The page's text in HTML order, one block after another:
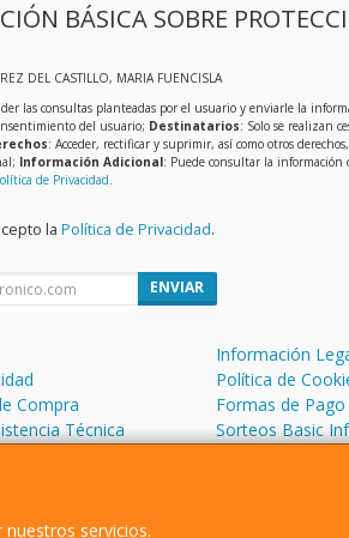
servicios.
BÁSICA SOBRE
DEL CASTILLO, MARIA FUENCISLA
las consultas planteadas por el usuario y enviarle la
del usuario; Destinatarios: Solo se realizan
: Acceder, rectificar y suprimir, así como otros
Información Adicional: Puede consultar la información
de Privacidad.
la Política de Privacidad.
ENVIAR
Información
Política de
Compra
Formas de Pago
Técnica
Sorteos Basic